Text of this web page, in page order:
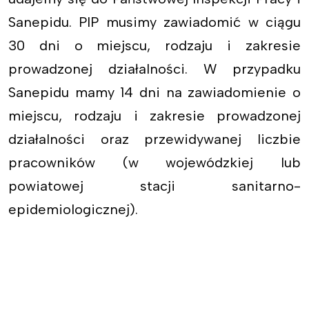
Sanepidu. PIP musimy zawiadomić w ciągu
30 dni o miejscu, rodzaju i zakresie
prowadzonej działalności. W przypadku
Sanepidu mamy 14 dni na zawiadomienie o
miejscu, rodzaju i zakresie prowadzonej
działalności oraz przewidywanej liczbie
pracowników (w wojewódzkiej lub
powiatowej stacji sanitarno-
epidemiologicznej).